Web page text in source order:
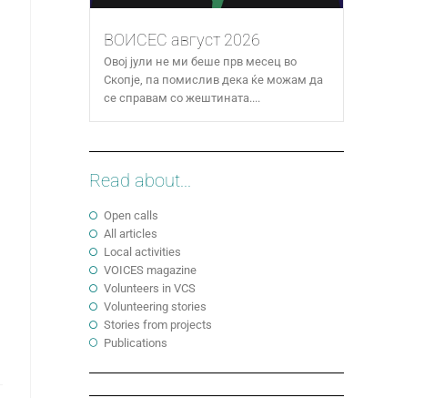
ВОИСЕС август 2026
Овој јули не ми беше прв месец во
Скопје, па помислив дека ќе можам да
се справам со жештината....
Read about...
Open calls
All articles
Local activities
VOICES magazine
Volunteers in VCS
Volunteering stories
Stories from projects
Publications